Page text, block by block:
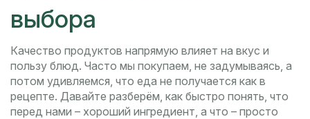
выбора
Качество продуктов напрямую влияет на вкус и
пользу блюд. Часто мы покупаем, не задумываясь, а
потом удивляемся, что еда не получается как в
рецепте. Давайте разберём, как быстро понять, что
перед нами – хороший ингредиент, а что – просто